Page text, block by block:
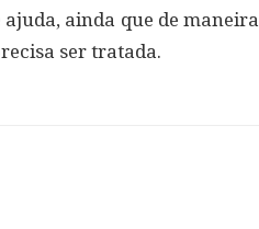
ainda que de maneira
ser tratada.